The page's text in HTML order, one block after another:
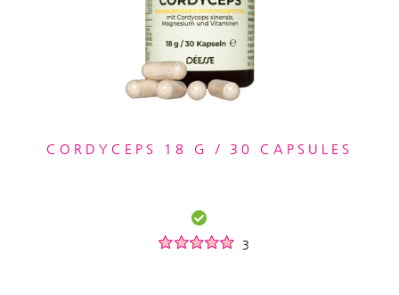
CORDYCEPS 18 G / 30 CAPSULES
3